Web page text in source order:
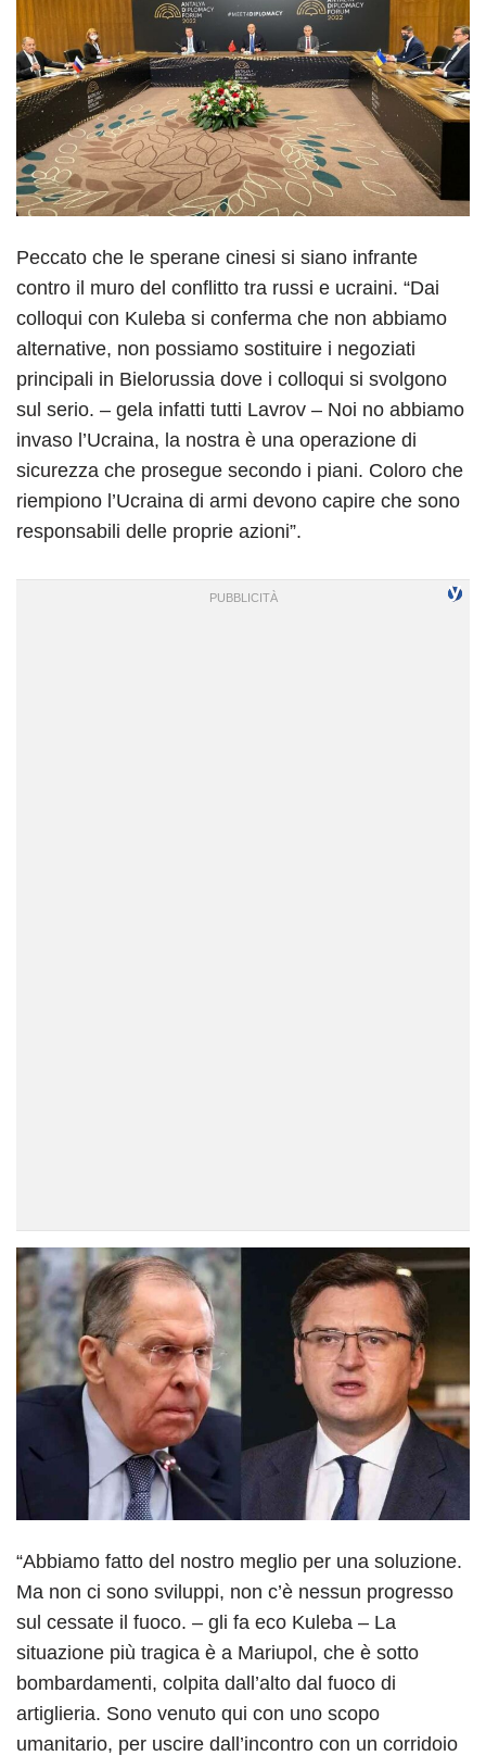
Peccato che le sperane cinesi si siano infrante
contro il muro del conflitto tra russi e ucraini. “Dai
colloqui con Kuleba si conferma che non abbiamo
alternative, non possiamo sostituire i negoziati
principali in Bielorussia dove i colloqui si svolgono
sul serio. – gela infatti tutti Lavrov – Noi no abbiamo
invaso l’Ucraina, la nostra è una operazione di
sicurezza che prosegue secondo i piani. Coloro che
riempiono l’Ucraina di armi devono capire che sono
responsabili delle proprie azioni”.
“Abbiamo fatto del nostro meglio per una soluzione.
Ma non ci sono sviluppi, non c’è nessun progresso
sul cessate il fuoco. – gli fa eco Kuleba – La
situazione più tragica è a Mariupol, che è sotto
bombardamenti, colpita dall’alto dal fuoco di
artiglieria. Sono venuto qui con uno scopo
umanitario, per uscire dall’incontro con un corridoio